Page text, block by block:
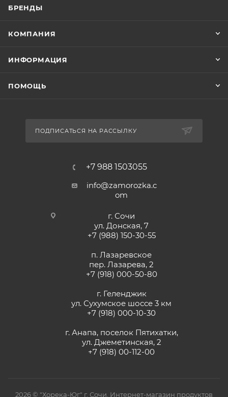
БРЕНДЫ
КОМПАНИЯ
ИНФОРМАЦИЯ
ПОМОЩЬ
ПОДПИСАТЬСЯ НА РАССЫЛКУ
+7 988 1503055
info@zamorozka.c
om
г. Сочи
ул. Донская, 7
+7 (988) 150-30-55
п. Лазаревское
пер. Лазарева, 2
+7 (918) 000-50-80
г. Геленджик
ул. Сухумское шоссе 3 км
+7 (918) 000-10-30
г. Анапа, поселок Пятихатки,
ул. Джеметинская, 2
+7 (918) 00-112-00
2026 © "Хорека-Юг" г. Сочи. Интернет-магазин продуктов